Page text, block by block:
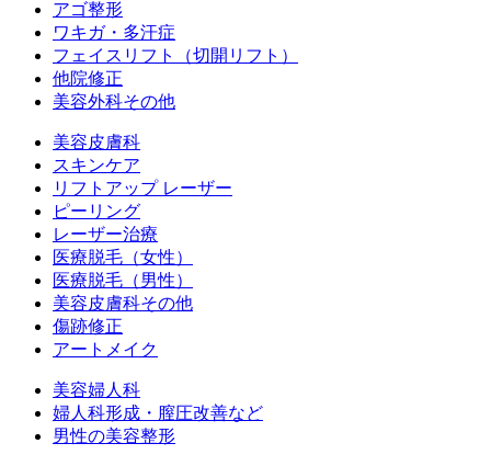
アゴ整形
ワキガ・多汗症
フェイスリフト（切開リフト）
他院修正
美容外科その他
美容皮膚科
スキンケア
リフトアップ レーザー
ピーリング
レーザー治療
医療脱毛（女性）
医療脱毛（男性）
美容皮膚科その他
傷跡修正
アートメイク
美容婦人科
婦人科形成・膣圧改善など
男性の美容整形